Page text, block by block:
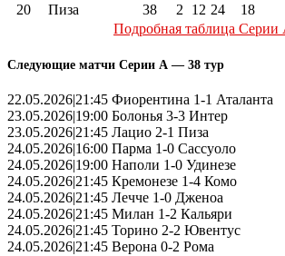
20
Пиза 38 2 12 24
18
Подробная таблица Серии
Следующие матчи Серии А — 38 тур
22.05.2026|21:45 Фиорентина 1-1 Аталанта
23.05.2026|19:00 Болонья 3-3 Интер
23.05.2026|21:45 Лацио 2-1 Пиза
24.05.2026|16:00 Парма 1-0 Сассуоло
24.05.2026|19:00 Наполи 1-0 Удинезе
24.05.2026|21:45 Кремонезе 1-4 Комо
24.05.2026|21:45 Лечче 1-0 Дженоа
24.05.2026|21:45 Милан 1-2 Кальяри
24.05.2026|21:45 Торино 2-2 Ювентус
24.05.2026|21:45 Верона 0-2 Рома